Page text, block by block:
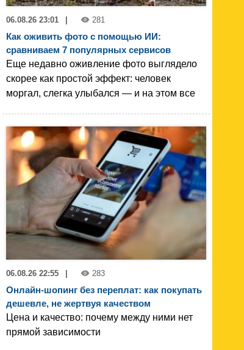
06.08.26 23:01 | 281
Как оживить фото с помощью ИИ:
сравниваем 7 популярных сервисов
Еще недавно оживление фото выглядело
скорее как простой эффект: человек
моргал, слегка улыбался — и на этом все
06.08.26 22:55 283
Онлайн-шопинг без переплат: как покупать
дешевле, не жертвуя качеством
Цена и качество: почему между ними нет
прямой зависимости